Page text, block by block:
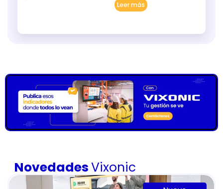
Leer más
NovedadesVixonic